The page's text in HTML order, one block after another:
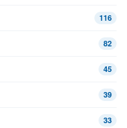
116
82
45
39
33